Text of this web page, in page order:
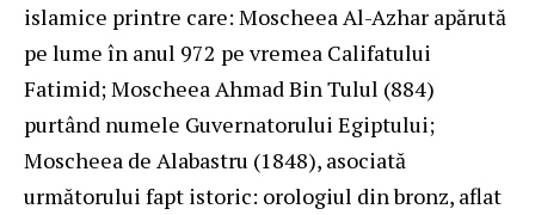
islamice printre care: Moscheea Al-Azhar apărută
pe lume în anul 972 pe vremea Califatului
Fatimid; Moscheea Ahmad Bin Tulul (884)
purtând numele Guvernatorului Egiptului;
Moscheea de Alabastru (1848), asociată
următorului fapt istoric: orologiul din bronz, aflat